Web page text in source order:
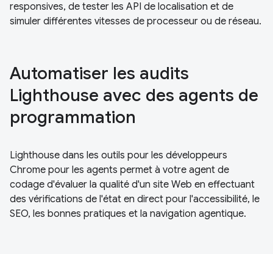
responsives, de tester les API de localisation et de
simuler différentes vitesses de processeur ou de réseau.
Automatiser les audits
Lighthouse avec des agents de
programmation
Lighthouse dans les outils pour les développeurs
Chrome pour les agents permet à votre agent de
codage d'évaluer la qualité d'un site Web en effectuant
des vérifications de l'état en direct pour l'accessibilité, le
SEO, les bonnes pratiques et la navigation agentique.